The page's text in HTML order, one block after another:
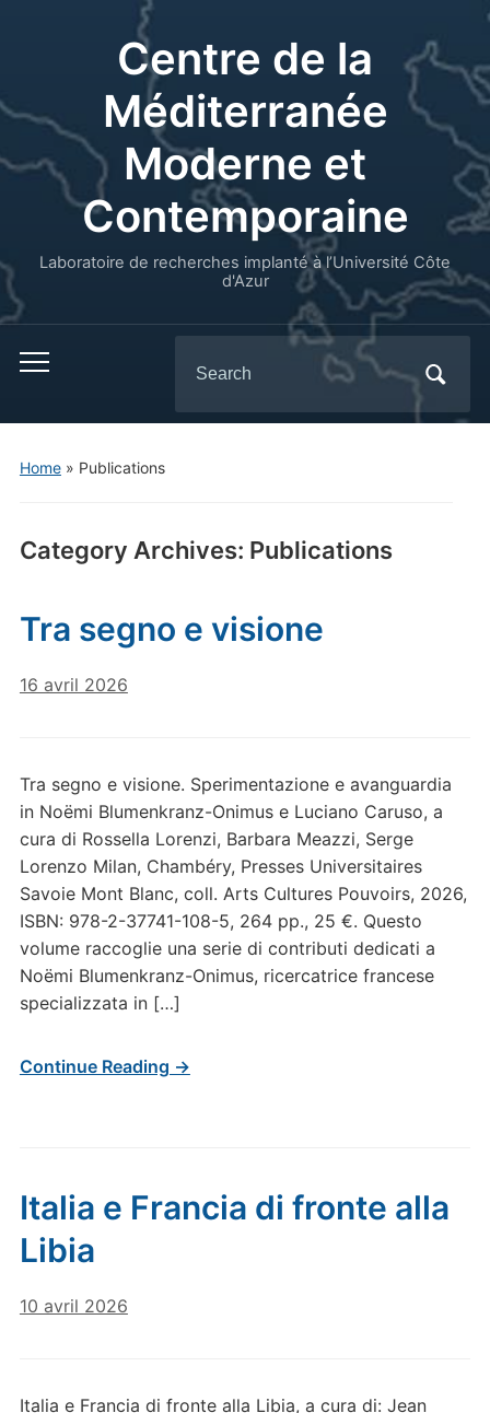
Centre de la
Méditerranée
Moderne et
Contemporaine
Laboratoire de recherches implanté à l’Université Côte
d'Azur
for:
Home» Publications
Category Archives: Publications
Tra segno e visione
16 avril 2026
Tra segno e visione. Sperimentazione e avanguardia
in Noëmi Blumenkranz-Onimus e Luciano Caruso, a
cura di Rossella Lorenzi, Barbara Meazzi, Serge
Lorenzo Milan, Chambéry, Presses Universitaires
Savoie Mont Blanc, coll. Arts Cultures Pouvoirs, 2026,
ISBN: 978-2-37741-108-5, 264 pp., 25 €. Questo
volume raccoglie una serie di contributi dedicati a
Noëmi Blumenkranz-Onimus, ricercatrice francese
specializzata in […]
Continue Reading →
Italia e Francia di fronte alla
Libia
10 avril 2026
Italia e Francia di fronte alla Libia, a cura di: Jean